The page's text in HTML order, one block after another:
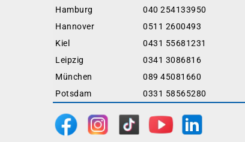
Hamburg
040 254133950
Hannover
0511 2600493
Kiel
0431 55681231
Leipzig
0341 3086816
München
089 45081660
Potsdam
0331 58565280